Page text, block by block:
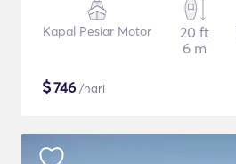
Kapal Pesiar Motor
20 ft
6 m
$746 /hari